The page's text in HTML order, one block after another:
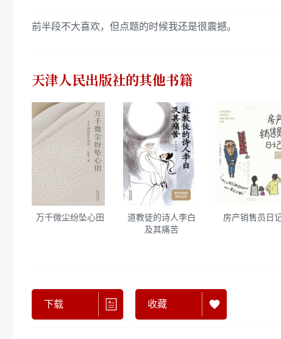
前半段不大喜欢，但点题的时候我还是很震撼。
天津人民出版社的其他书籍
万千微尘纷坠心田
道教徒的诗人李白
及其痛苦
房产销售员日
下载 收藏